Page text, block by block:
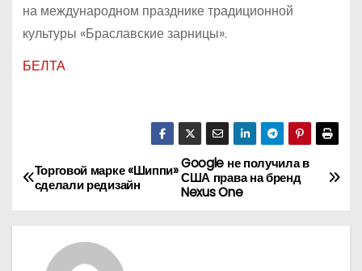
на международном празднике традиционной
культуры «Браславские зарницы».
БЕЛТА
Н
Google не получила в
США права на бренд
Nexus One
Торговой марке «Шиппи»
сделали редизайн